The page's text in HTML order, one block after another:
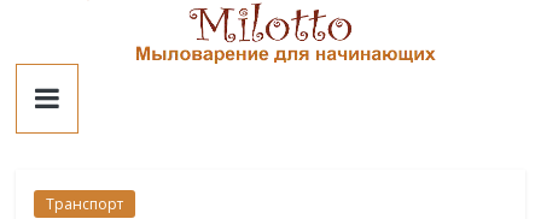
contentМилотто
Транспорт